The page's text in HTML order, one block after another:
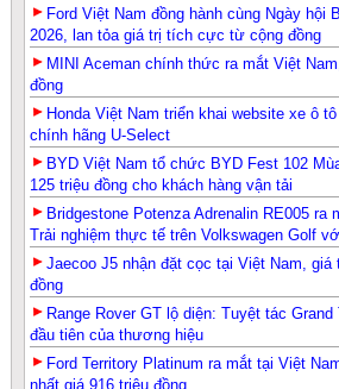
Ford Việt Nam đồng hành cùng Ngày hội
2026, lan tỏa giá trị tích cực từ cộng đồng
MINI Aceman chính thức ra mắt Việt
đồng
Honda Việt Nam triển khai website xe ô
chính hãng U-Select
BYD Việt Nam tổ chức BYD Fest 102
125 triệu đồng cho khách hàng vận tải
Bridgestone Potenza Adrenalin RE005 ra
Trải nghiệm thực tế trên Volkswagen Golf
Gymkhana
Jaecoo J5 nhận đặt cọc tại Việt Nam,
đồng
Range Rover GT lộ diện: Tuyệt tác Grand
đầu tiên của thương hiệu
Ford Territory Platinum ra mắt tại Việt
nhất giá 916 triệu đồng